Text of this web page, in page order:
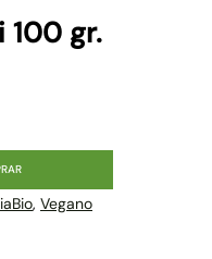
100 gr.
, Vegano